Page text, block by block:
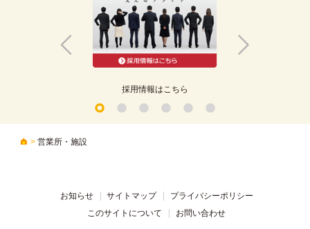
採用情報はこちら
> 営業所・施設
お知らせ サイトマップ
プライバシーポリシー
このサイトについて
お問い合わせ